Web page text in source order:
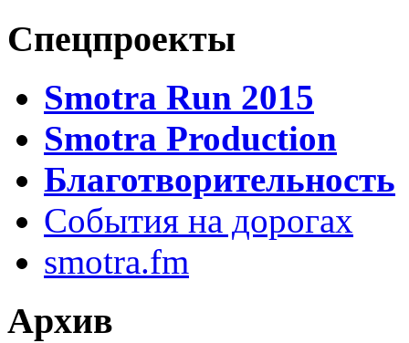
Спецпроекты
Smotra Run 2015
Smotra Production
Благотворительность
События на дорогах
smotra.fm
Архив